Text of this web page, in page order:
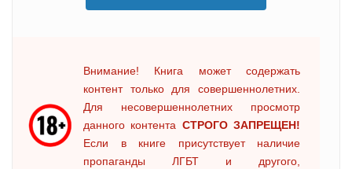
Внимание! Книга может содержать
контент только для совершеннолетних.
Для несовершеннолетних просмотр
данного контента СТРОГО ЗАПРЕЩЕН!
Если в книге присутствует наличие
пропаганды ЛГБТ и другого,